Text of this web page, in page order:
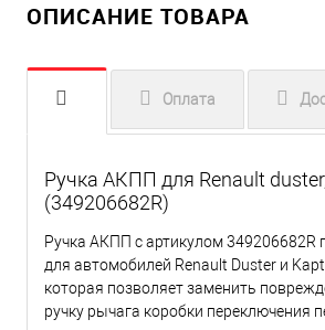
ОПИСАНИЕ ТОВАРА
Оплата
Ручка АКПП для Renault
(349206682R)
Ручка АКПП с артикулом 349206682R
для автомобилей Renault Duster и
которая позволяет заменить
ручку рычага коробки переключения